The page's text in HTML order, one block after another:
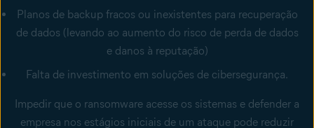
Planos de backup fracos ou inexistentes para recuperação
de dados (levando ao aumento do risco de perda de dados
e danos à reputação)
Falta de investimento em soluções de cibersegurança.
Impedir que o ransomware acesse os sistemas e defender a
empresa nos estágios iniciais de um ataque pode reduzir